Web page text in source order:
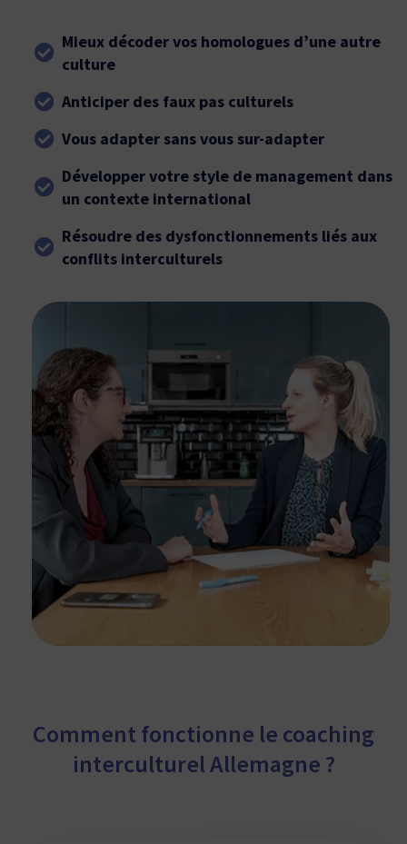
Mieux décoder vos homologues d’une autre
culture
Anticiper des faux pas culturels
Vous adapter sans vous sur-adapter
Développer votre style de management dans
un contexte international
Résoudre des dysfonctionnements liés aux
conflits interculturels
Comment fonctionne le coaching
interculturel Allemagne ?